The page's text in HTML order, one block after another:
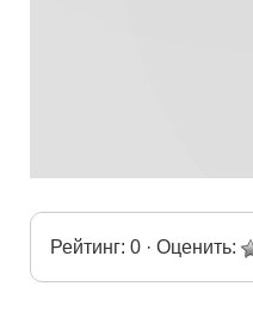
Рейтинг: 0 · Оценить: